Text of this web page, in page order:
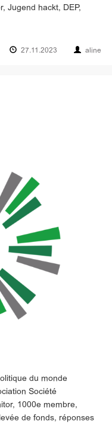
Jugend hackt, DEP,
27.11.2023 aline
du monde
Société
1000e membre,
de fonds, réponses